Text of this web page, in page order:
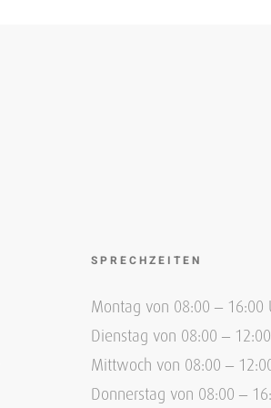
SPRECHZEITEN
Montag von 08:00 – 16:00
Dienstag von 08:00 –
Mittwoch von 08:00 –
Donnerstag von 08:00 –